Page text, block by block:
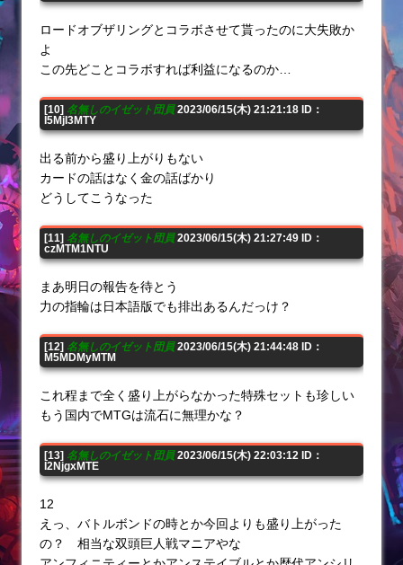
ロードオブザリングとコラボさせて貰ったのに大失敗か
よ
この先どことコラボすれば利益になるのか…
[10] 名無しのイゼット団員2023/06/15(木) 21:21:18 ID：
I5MjI3MTY
出る前から盛り上がりもない
カードの話はなく金の話ばかり
どうしてこうなった
[11] 名無しのイゼット団員2023/06/15(木) 21:27:49 ID：
czMTM1NTU
まあ明日の報告を待とう
力の指輪は日本語版でも排出あるんだっけ？
[12] 名無しのイゼット団員2023/06/15(木) 21:44:48 ID：
M5MDMyMTM
これ程まで全く盛り上がらなかった特殊セットも珍しい
もう国内でMTGは流石に無理かな？
[13] 名無しのイゼット団員2023/06/15(木) 22:03:12 ID：
I2NjgxMTE
12
えっ、バトルボンドの時とか今回よりも盛り上がった
の？ 相当な双頭巨人戦マニアやな